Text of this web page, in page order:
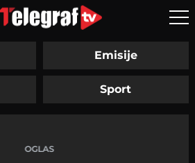
Emisije
Sport